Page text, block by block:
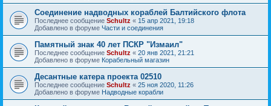
Соединение надводных кораблей Балтийского флота
Последнее сообщение Schultz « 15 апр 2021, 19:18
Добавлено в форуме Части и соединения
Памятный знак 40 лет ПСКР "Измаил"
Последнее сообщение Schultz « 20 янв 2021, 21:21
Добавлено в форуме Корабельный магазин
Десантные катера проекта 02510
Последнее сообщение Schultz « 25 ноя 2020, 11:26
Добавлено в форуме Надводные корабли